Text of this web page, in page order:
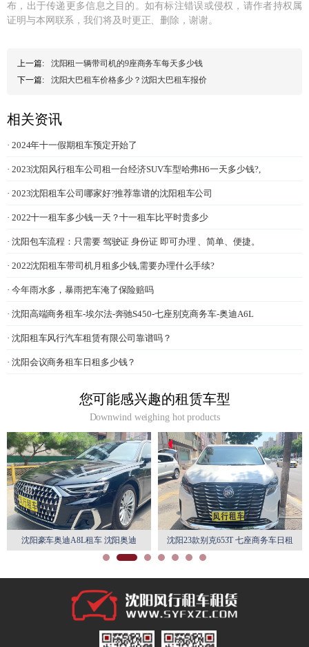
布，出于传递更多信息之目的。如有标注错误或侵权，请作者持权属
证明与本网联系，我们将及时更正、删除，谢谢。
上一篇:
沈阳租一辆带司机的9座商务车每天多少钱
下一篇:
沈阳大巴租车价格多少？沈阳大巴租车报价
相关资讯
· 2024年十一假期租车预定开始了
· 2023沈阳风行租车公司租一台经济SUV车型哈弗H6一天多少钱?,
· 2023沈阳租车公司哪家好?推荐靠谱的沈阳租车公司
· 2022十一租车多少钱一天？十一租车比平时贵多少
· 沈阳包车流程：只需要 驾驶证 身份证 即可办理 、简单、便捷。
· 2022沈阳租车带司机月租多少钱,需要办理什么手续?
· 今年雨水多，暴雨把车淹了保险赔吗
· 沈阳高端商务租车-埃尔法-奔驰S450-七座别克商务车-奥迪A6L
· 沈阳租车风行汽车租赁有限公司靠谱吗？
· 沈阳会议商务租车日租多少钱？
您可能感兴趣的租赁车型
Downwind weighing hot products
沈阳23款别克653T 七座商务车日租
月租特惠
沈阳丰田埃尔法7座自驾游商